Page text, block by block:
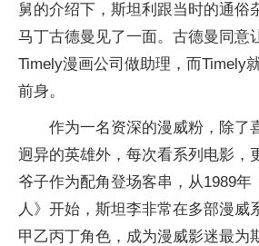
舅的介绍下，斯坦利跟当时的通俗
马丁古德曼见了一面。古德曼同意
Timely漫画公司做助理，而Timely
前身。
作为一名资深的漫威粉，除了
迥异的英雄外，每次看系列电影，
爷子作为配角登场客串，从1989年
人》开始，斯坦李非常在多部漫威
甲乙丙丁角色，成为漫威影迷最为